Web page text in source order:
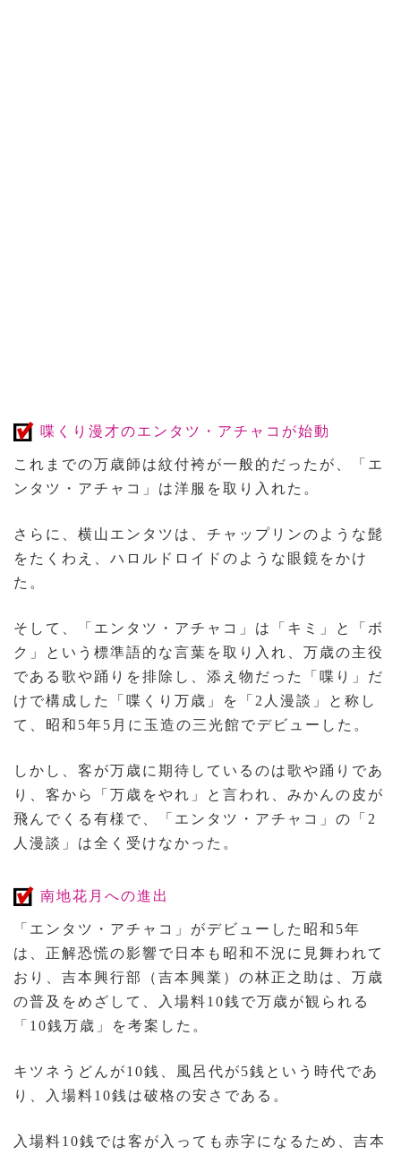
喋くり漫才のエンタツ・アチャコが始動
これまでの万歳師は紋付袴が一般的だったが、「エ
ンタツ・アチャコ」は洋服を取り入れた。
さらに、横山エンタツは、チャップリンのような髭
をたくわえ、ハロルドロイドのような眼鏡をかけ
た。
そして、「エンタツ・アチャコ」は「キミ」と「ボ
ク」という標準語的な言葉を取り入れ、万歳の主役
である歌や踊りを排除し、添え物だった「喋り」だ
けで構成した「喋くり万歳」を「2人漫談」と称し
て、昭和5年5月に玉造の三光館でデビューした。
しかし、客が万歳に期待しているのは歌や踊りであ
り、客から「万歳をやれ」と言われ、みかんの皮が
飛んでくる有様で、「エンタツ・アチャコ」の「2
人漫談」は全く受けなかった。
南地花月への進出
「エンタツ・アチャコ」がデビューした昭和5年
は、正解恐慌の影響で日本も昭和不況に見舞われて
おり、吉本興行部（吉本興業）の林正之助は、万歳
の普及をめざして、入場料10銭で万歳が観られる
「10銭万歳」を考案した。
キツネうどんが10銭、風呂代が5銭という時代であ
り、入場料10銭は破格の安さである。
入場料10銭では客が入っても赤字になるため、吉本